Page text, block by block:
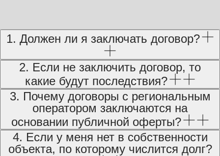
1. Должен ли я заключать договор?
2. Если не заключить договор, то
какие будут последствия?
3. Почему договоры с региональным
оператором заключаются на
основании публичной оферты?
4. Если у меня нет в собственности
объекта, по которому числится долг?